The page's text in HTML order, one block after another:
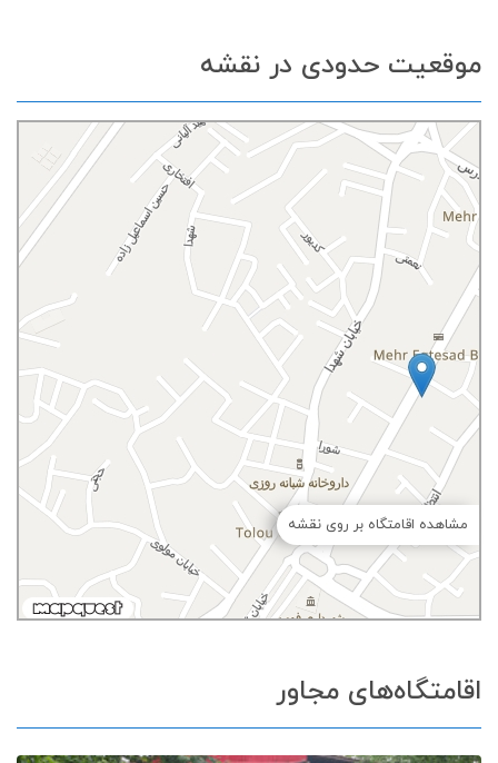
موقعیت حدودی در نقشه
مشاهده اقامتگاه بر روی نقشه
اقامتگاه‌های مجاور